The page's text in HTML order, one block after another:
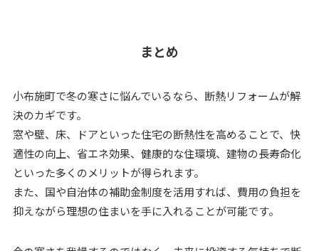
まとめ
小布施町で冬の寒さに悩んでいるなら、断熱リフォームが解
決のカギです。
窓や壁、床、ドアといった住宅の断熱性を高めることで、快
適性の向上、省エネ効果、健康的な住環境、建物の長寿命化
といった多くのメリットが得られます。
また、国や自治体の補助金制度を活用すれば、費用の負担を
抑えながら理想の住まいを手に入れることが可能です。